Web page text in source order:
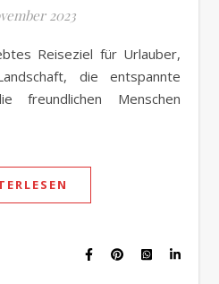
2023
die entspannte
freundlichen Menschen